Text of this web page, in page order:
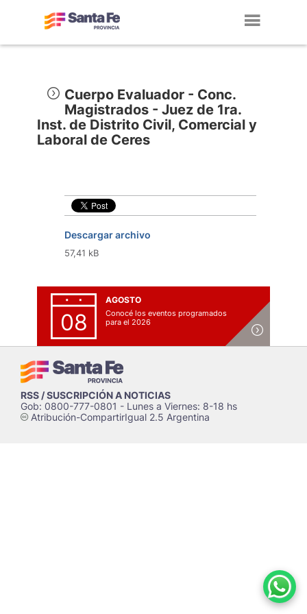
Cuerpo Evaluador - Conc.
Magistrados - Juez de 1ra.
Inst. de Distrito Civil, Comercial y
Laboral de Ceres
Descargar archivo
57,41 kB
08
AGOSTO
Conocé los eventos programados
para el 2026
RSS / SUSCRIPCIÓN A NOTICIAS
Gob: 0800-777-0801 - Lunes a Viernes: 8-18 hs
cAtribución-CompartirIgual 2.5 Argentina